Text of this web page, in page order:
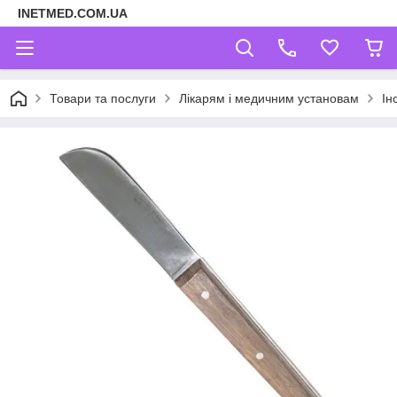
INETMED.COM.UA
Товари та послуги Лікарям і медичним установам